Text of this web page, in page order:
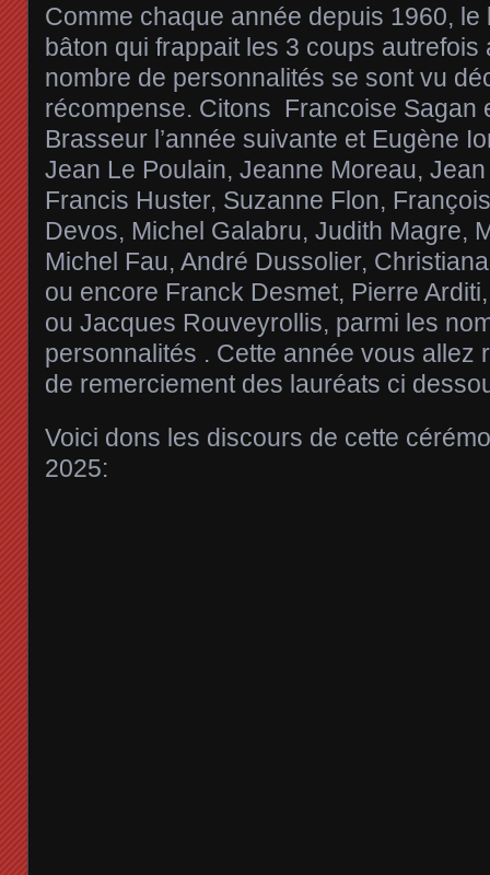
Comme chaque année depuis 1960,
bâton qui frappait les 3 coups autrefois
nombre de personnalités se sont vu
récompense. Citons Francoise Sagan
Brasseur l’année suivante et Eugène
Jean Le Poulain, Jeanne Moreau,
Francis Huster, Suzanne Flon,
Devos, Michel Galabru, Judith Magre,
Michel Fau, André Dussolier,
ou encore Franck Desmet, Pierre
ou Jacques Rouveyrollis, parmi les
personnalités . Cette année vous allez
de remerciement des lauréats ci
Voici dons les discours de cette
2025: